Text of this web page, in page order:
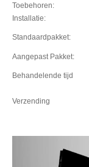
Toebehoren:
Installatie:
Standaardpakket:
Aangepast Pakket:
Behandelende tijd
Verzending